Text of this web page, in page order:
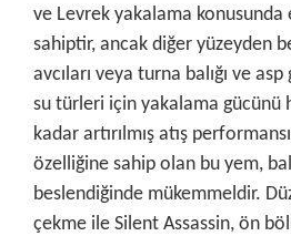
ve Levrek yakalama konusunda
sahiptir, ancak diğer yüzeyden
avcıları veya turna balığı ve
su türleri için yakalama
kadar artırılmış atış
özelliğine sahip olan bu yem,
beslendiğinde mükemmeldir.
çekme ile Silent Assassin, ön